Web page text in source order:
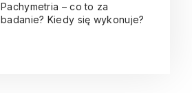
Pachymetria – co to za
badanie? Kiedy się wykonuje?